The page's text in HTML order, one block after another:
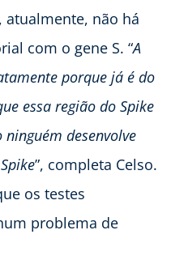
não há
com o gene S. “A
porque já é do
essa região do Spike
desenvolve
”, completa Celso.
os testes
problema de